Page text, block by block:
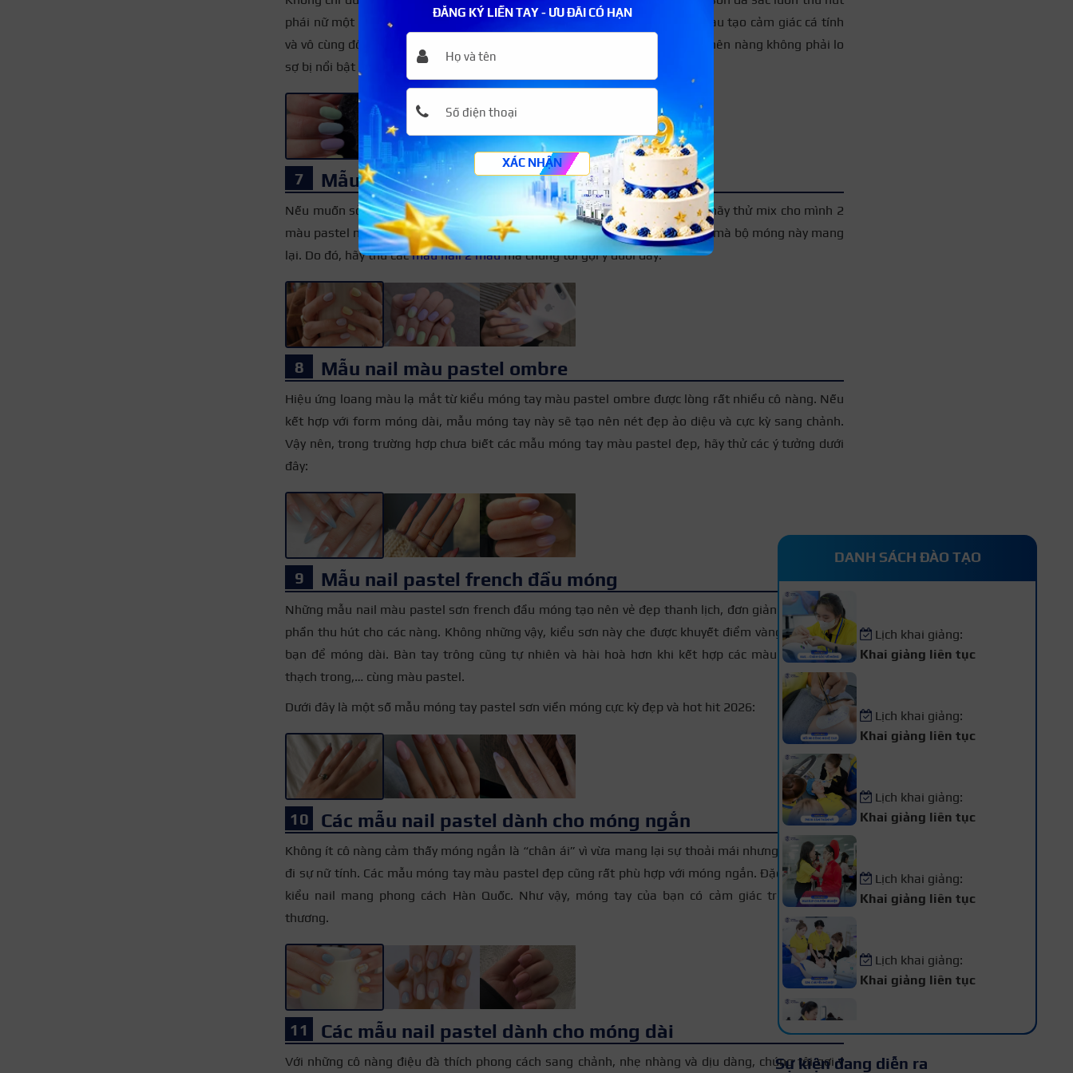
phái nữ một cách lạ lùng. Các gam màu được sơn cách điệu và đan xen nhau tạo cảm giác cá tính
và vô cùng độc đáo. Tuy vậy, màu sắc pastel mang lại nét đẹp nhẹ nhàng, nên nàng không phải lo
sợ bị nổi bật quá đà.
Mẫu nail mix 2 màu pastel lạ mắt
Nếu muốn sở hữu mẫu nail màu pastel không bị nhàm chán, các cô nàng hãy thử mix cho mình 2
màu pastel ngẫu nhiên. Chắc hẳn các bạn sẽ ngạc nhiên vì hiệu ứng lạ mắt mà bộ móng này mang
lại. Do đó, hãy thử cácmẫu nail 2 màumà chúng tôi gợi ý dưới đây:
Mẫu nail màu pastel ombre
Hiệu ứng loang màu lạ mắt từ kiểu móng tay màu pastel ombre được lòng rất nhiều cô nàng. Nếu
kết hợp với form móng dài, mẫu móng tay này sẽ tạo nên nét đẹp ảo diệu và cực kỳ sang chảnh.
Vậy nên, trong trường hợp chưa biết các mẫu móng tay màu pastel đẹp, hãy thử các ý tưởng dưới
đây:
Mẫu nail pastel french đầu móng
Những mẫu nail màu pastel sơn french đầu móng tạo nên vẻ đẹp thanh lịch, đơn giản không kém
phần thu hút cho các nàng. Không những vậy, kiểu sơn này che được khuyết điểm vàng móng nếu
bạn để móng dài. Bàn tay trông cũng tự nhiên và hài hoà hơn khi kết hợp các màu nude, màu
thạch trong,… cùng màu pastel.
Dưới đây là một số mẫu móng tay pastel sơn viền móng cực kỳ đẹp và hot hit 2026:
+3
Các mẫu nail pastel dành cho móng ngắn
Không ít cô nàng cảm thấy móng ngắn là “chân ái” vì vừa mang lại sự thoải mái nhưng không mất
đi sự nữ tính. Các mẫu móng tay màu pastel đẹp cũng rất phù hợp với móng ngắn. Đặc biệt là các
kiểu nail mang phong cách Hàn Quốc. Như vậy, móng tay của bạn có cảm giác trẻ trung, dễ
thương.
+3
Các mẫu nail pastel dành cho móng dài
Với những cô nàng điệu đà thích phong cách sang chảnh, nhẹ nhàng và dịu dàng, chúng tôi gợi ý
DANH SÁCH ĐÀO TẠO
Lịch khai giảng:
Khai giảng liên tục
Lịch khai giảng:
Khai giảng liên tục
Lịch khai giảng:
Khai giảng liên tục
Lịch khai giảng:
Khai giảng liên tục
Lịch khai giảng:
Khai giảng liên tục
Khai giảng liên tục
Sự kiện đang diễn ra
ĐĂNG KÝ LIỀN TAY - ƯU ĐÃI CÓ HẠN
XÁC NHẬN